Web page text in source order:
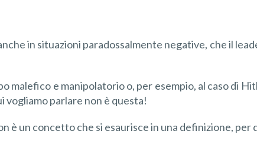
in situazioni paradossalmente negative, che il
malefico e manipolatorio o, per esempio, al caso di
vogliamo parlare non è questa!
è un concetto che si esaurisce in una definizione, per